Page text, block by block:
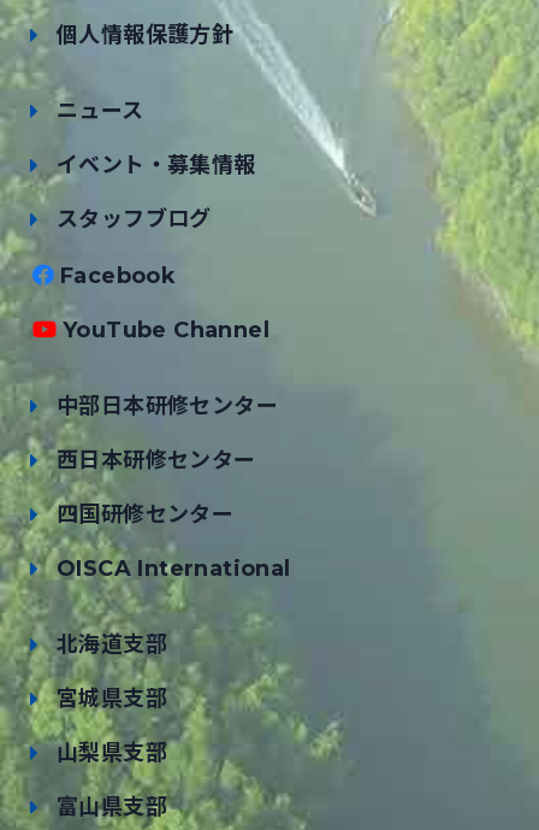
個人情報保護方針
ニュース
イベント・募集情報
スタッフブログ
Facebook
YouTube Channel
中部日本研修センター
西日本研修センター
四国研修センター
OISCA International
北海道支部
宮城県支部
山梨県支部
富山県支部